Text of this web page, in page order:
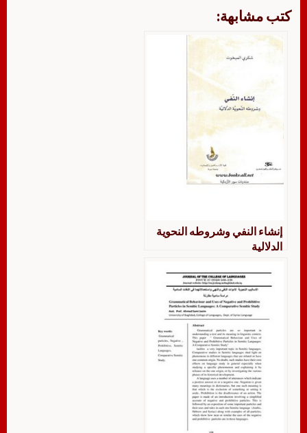
كتب مشابهة:
إنشاء النفي وشروطه النحوية
الدلالية